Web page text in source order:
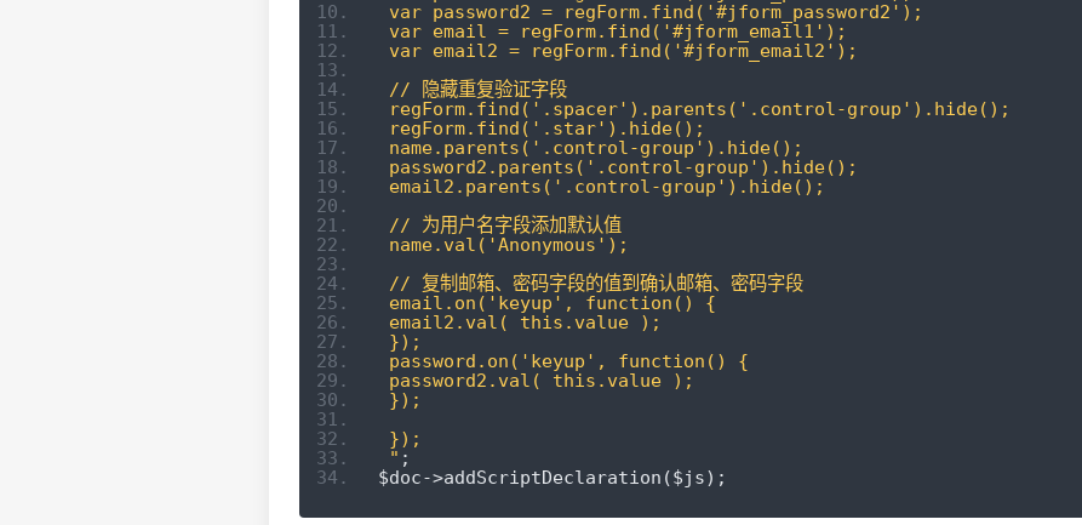
var password2 = regForm.find('#jform_password2');
var email = regForm.find('#jform_email1');
var email2 = regForm.find('#jform_email2');
// 隐藏重复验证字段
regForm.find('.spacer').parents('.control-group').hide();
regForm.find('.star').hide();
name.parents('.control-group').hide();
password2.parents('.control-group').hide();
email2.parents('.control-group').hide();
// 为用户名字段添加默认值
name.val('Anonymous');
// 复制邮箱、密码字段的值到确认邮箱、密码字段
email.on('keyup', function() {
email2.val( this.value );
});
password.on('keyup', function() {
password2.val( this.value );
});
});
" ;
$doc->addScriptDeclaration ($js);